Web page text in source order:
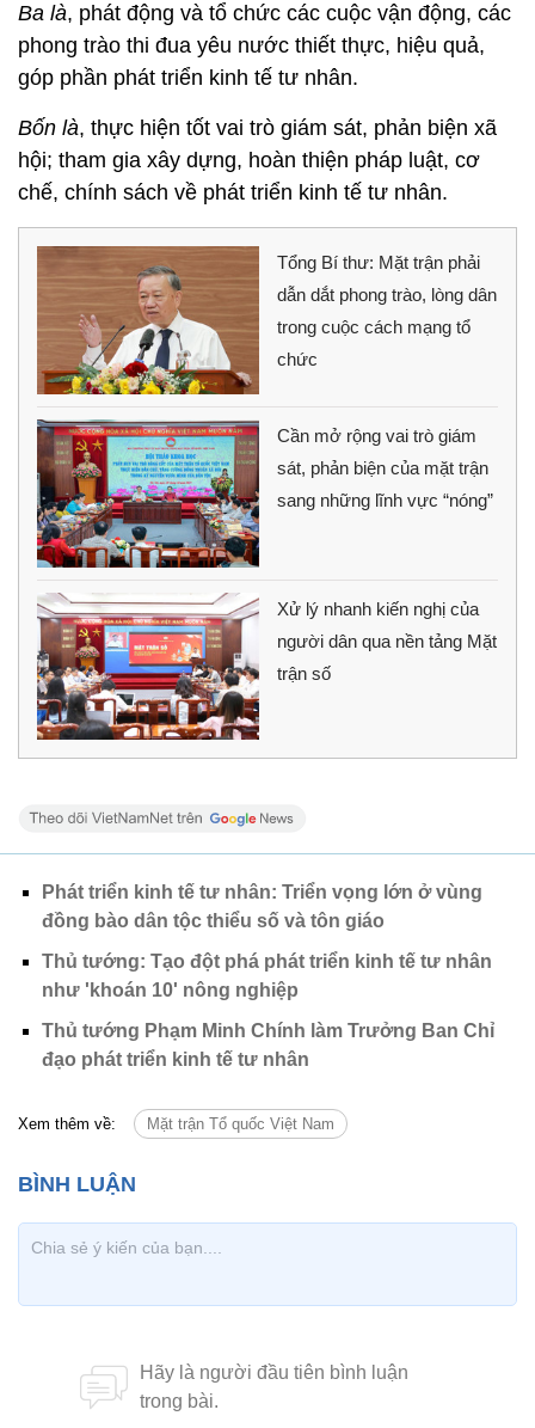
Ba là, phát động và tổ chức các cuộc vận động, các
phong trào thi đua yêu nước thiết thực, hiệu quả,
góp phần phát triển kinh tế tư nhân.
Bốn là, thực hiện tốt vai trò giám sát, phản biện xã
hội; tham gia xây dựng, hoàn thiện pháp luật, cơ
chế, chính sách về phát triển kinh tế tư nhân.
Tổng Bí thư: Mặt trận phải
dẫn dắt phong trào, lòng dân
trong cuộc cách mạng tổ
chức
Cần mở rộng vai trò giám
sát, phản biện của mặt trận
sang những lĩnh vực “nóng”
Xử lý nhanh kiến nghị của
người dân qua nền tảng Mặt
trận số
Phát triển kinh tế tư nhân: Triển vọng lớn ở vùng
đồng bào dân tộc thiểu số và tôn giáo
Thủ tướng: Tạo đột phá phát triển kinh tế tư nhân
như 'khoán 10' nông nghiệp
Thủ tướng Phạm Minh Chính làm Trưởng Ban Chỉ
đạo phát triển kinh tế tư nhân
Xem thêm về: Mặt trận Tổ quốc Việt Nam